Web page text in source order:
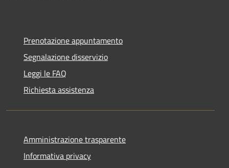
Prenotazione appuntamento
Segnalazione disservizio
Leggi le FAQ
Richiesta assistenza
Amministrazione trasparente
Informativa privacy